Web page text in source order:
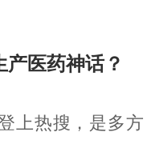
医药神话？
上热搜，是多方